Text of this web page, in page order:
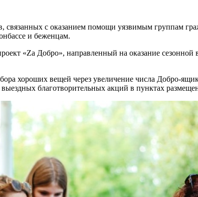
с оказанием помощи уязвимым группам
и беженцам.
«Zа Добро», направленный на оказание
хороших вещей через увеличение числа Добро-
благотворительных акций в пунктах